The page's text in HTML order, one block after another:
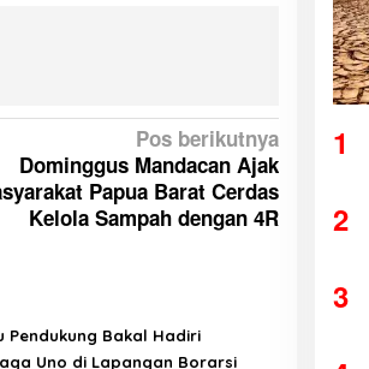
Pos berikutnya
Dominggus Mandacan Ajak
Papua Barat Cerdas
Kelola Sampah dengan 4R
Pendukung Bakal Hadiri
Uno di Lapangan Borarsi
1
2
3